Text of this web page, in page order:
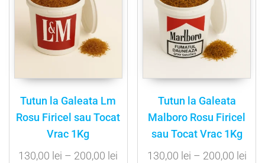
Tutun la Galeata Lm
Rosu Firicel sau Tocat
Vrac 1Kg
130,00 lei – 200,00 lei
Tutun la Galeata
Malboro Rosu Firicel
sau Tocat Vrac 1Kg
130,00 lei – 200,00 lei